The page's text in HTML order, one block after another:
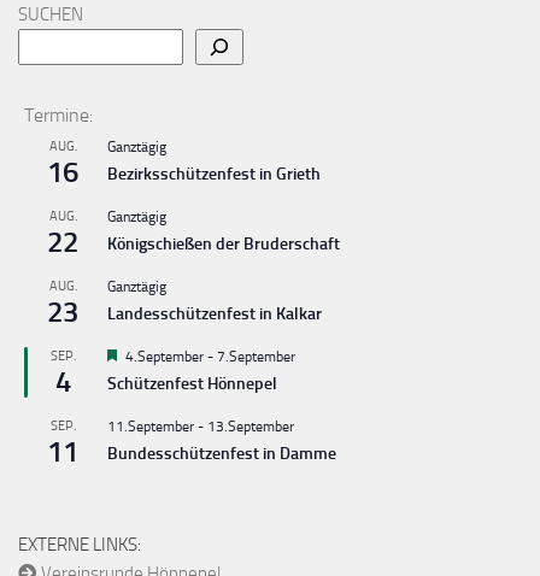
SUCHEN
Termine:
AUG.
16
Ganztägig
Bezirksschützenfest in Grieth
AUG.
22
Ganztägig
Königschießen der Bruderschaft
AUG.
23
Ganztägig
Landesschützenfest in Kalkar
SEP.
4
Hervorgehoben
4.September - 7.September
Schützenfest Hönnepel
SEP.
11
11.September - 13.September
Bundesschützenfest in Damme
EXTERNE LINKS: